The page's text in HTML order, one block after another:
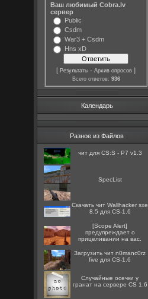
Ваш любимый Cobra.lv
сервер
Public
Csdm
War3 + Csdm
Hns xD
[Результаты ·Архив опросов ]
Всего ответов: 936
Календарь
Разное из Файлов
чит для CS:S - P7 v1.3
SpecList
Скачать чит Wallhacker sxe
8.5 для CS-1.6
[Scope Alert]
предупреждает о
прицеливании на вас.
Загрузить чит n0manc0rz
five для CS-1.6
Случайные осечки у
гранат на сервере CS 1.6